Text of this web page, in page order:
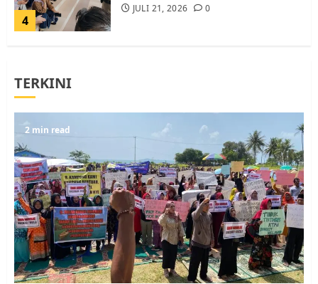
4
JULI 21, 2026 0
5
Resahkan Warga
JULI 17, 2026 0
1
Warga Pulau Rempang Serukan
Dukungan untuk Walhi Riau
dan LBH Pekanbaru
AGUSTUS 9, 2026 0
TERKINI
2 min read